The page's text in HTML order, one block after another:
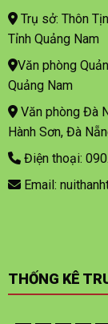
Trụ sở: Thôn
Tỉnh Quảng Nam
Văn phòng
Quảng Nam
Văn phòng Đà
Hành Sơn, Đà
Điện thoại:
Email:
THỐNG KÊ